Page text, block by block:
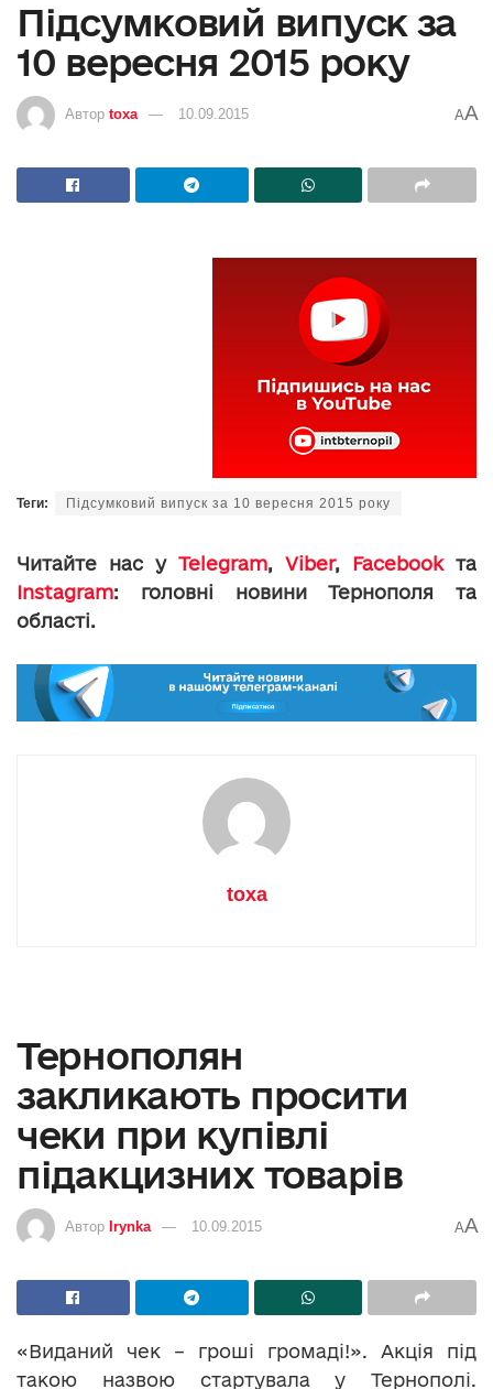
Підсумковий випуск за
10 вересня 2015 року
Автор toxa 10.09.2015 AA
Теги: Підсумковий випуск за 10 вересня 2015 року
Читайте нас у Telegram, Viber, Facebookта
Instagram: головні новини Тернополя та
області.
toxa
Тернополян
закликають просити
чеки при купівлі
підакцизних товарів
Автор Irynka 10.09.2015 AA
«Виданий чек – гроші громаді!». Акція під
такою назвою стартувала у Тернополі.